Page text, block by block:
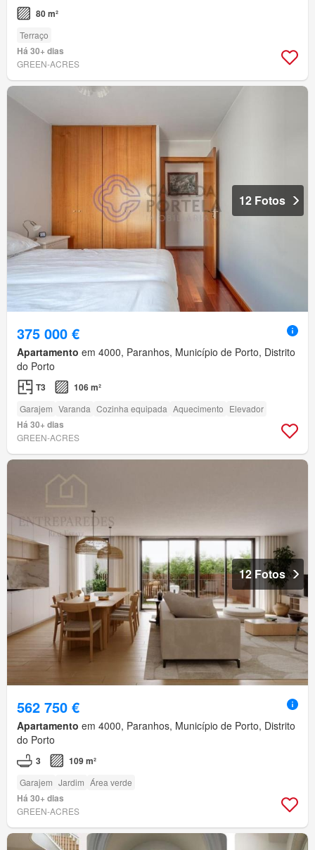
80 m²
Terraço
Há 30+ dias
GREEN-ACRES
12 Fotos
375 000 €
Apartamento em 4000, Paranhos, Município de Porto, Distrito
do Porto
T3 106 m²
Garajem Varanda Cozinha equipada Aquecimento Elevador
Há 30+ dias
GREEN-ACRES
12 Fotos
562 750 €
Apartamento em 4000, Paranhos, Município de Porto, Distrito
do Porto
3 109 m²
Garajem Jardim Área verde
Há 30+ dias
GREEN-ACRES